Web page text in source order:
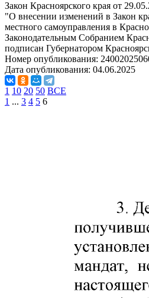
Закон Красноярского края от
"О внесении изменений в Закон
местного самоуправления в
Законодательным Собранием
подписан Губернатором
Номер опубликования:
Дата опубликования: 04.06.2025
1 10 20 50 ВСЕ
1 ... 3 4 5 6